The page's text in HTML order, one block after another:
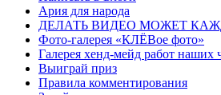
Ария для народа
ДЕЛАТЬ ВИДЕО МОЖЕТ
Фото-галерея «КЛЁВое фото»
Галерея хенд-мейд работ наших
Выиграй приз
Правила комментирования